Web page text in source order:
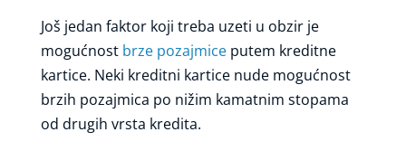
Još jedan faktor koji treba uzeti u obzir je
mogućnost brze pozajmiceputem kreditne
kartice. Neki kreditni kartice nude mogućnost
brzih pozajmica po nižim kamatnim stopama
od drugih vrsta kredita.